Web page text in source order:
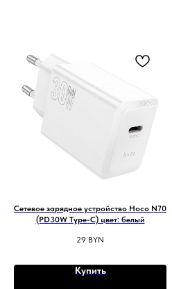
Сетевое зарядное устройство Hoco N70
(PD30W Type-C) цвет: белый
29 BYN
Купить